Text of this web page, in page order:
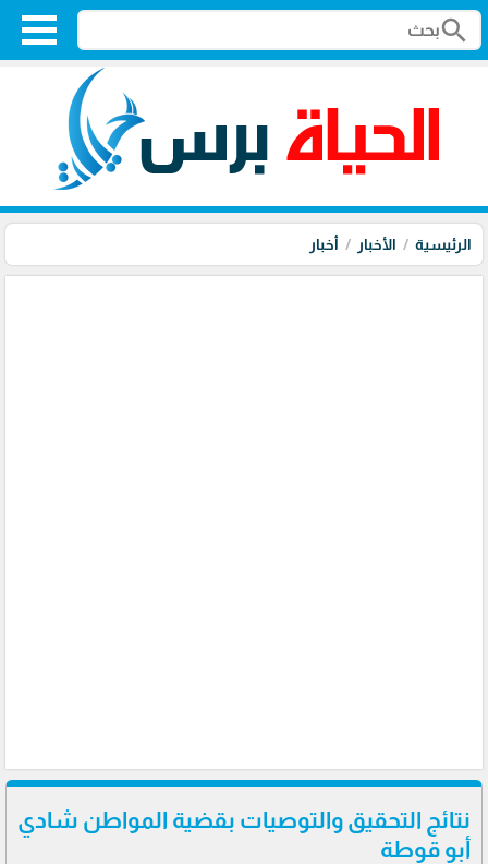
search
الرئيسية الأخبار أخبار
نتائج التحقيق والتوصيات بقضية المواطن شادي
أبو قوطة